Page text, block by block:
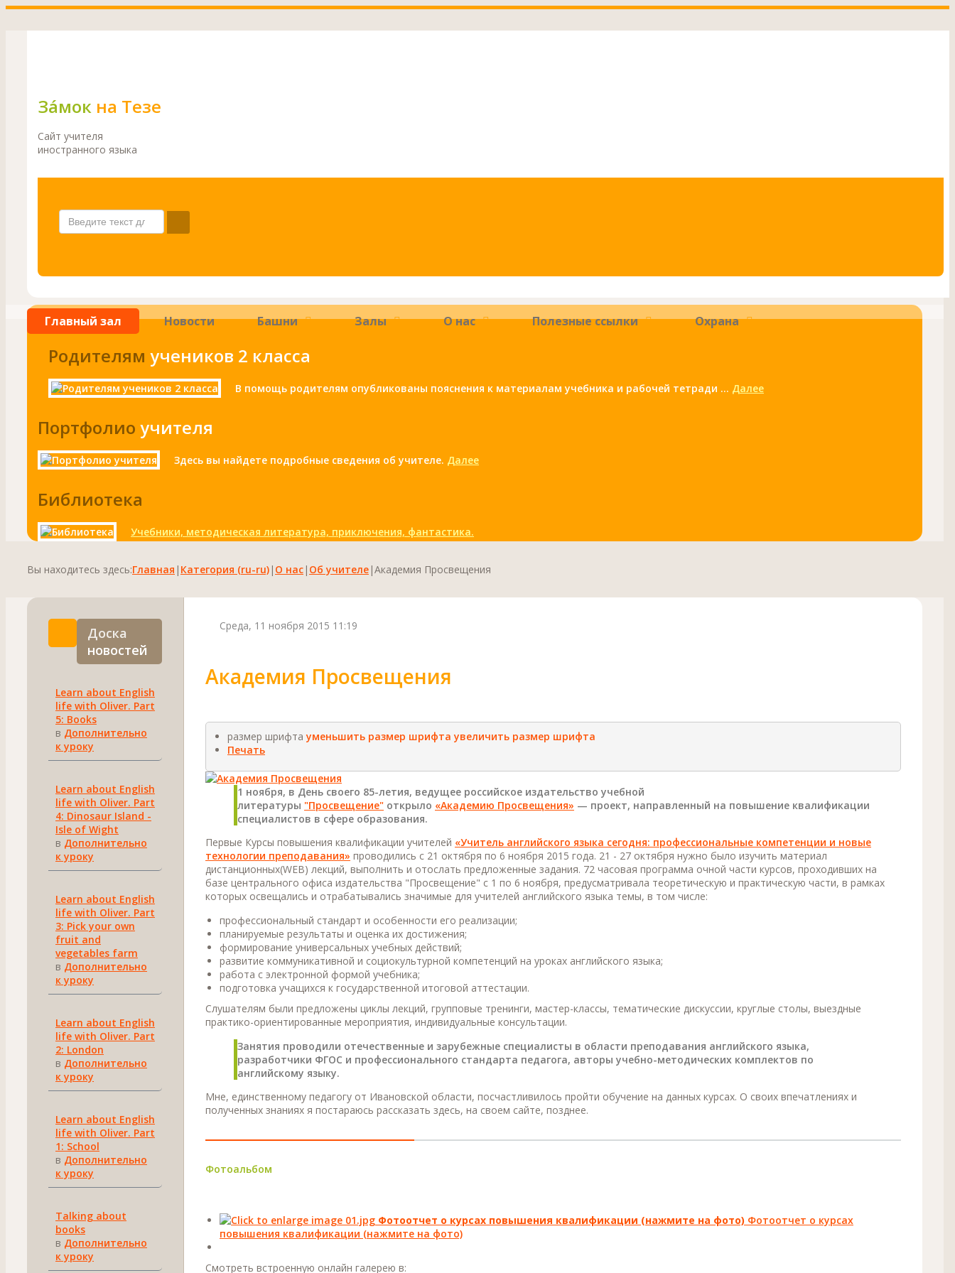
Зáмок на Тезе
Сайт учителя
иностранного языка
Главный зал Новости Башни Залы О нас Полезные ссылки Охрана
Родителям учеников 2 класса
В помощь родителям опубликованы пояснения к материалам учебника и рабочей тетради ... Далее
Портфолио учителя
Здесь вы найдете подробные сведения об учителе. Далее
Библиотека
Учебники, методическая литература, приключения, фантастика.
Вы находитесь здесь:Главная | Категория (ru-ru) | О нас | Об учителе |Академия Просвещения
Доска
новостей
Learn about English
life with Oliver. Part
5: Books
в Дополнительно
к уроку
Learn about English
life with Oliver. Part
4: Dinosaur Island -
Isle of Wight
в Дополнительно
к уроку
Learn about English
life with Oliver. Part
3: Pick your own
fruit and
vegetables farm
в Дополнительно
к уроку
Learn about English
life with Oliver. Part
2: London
в Дополнительно
к уроку
Learn about English
life with Oliver. Part
1: School
в Дополнительно
к уроку
Talking about
books
в Дополнительно
к уроку
Среда, 11 ноября 2015 11:19
Академия Просвещения
размер шрифта уменьшить размер шрифта увеличить размер шрифта
Печать
1 ноября, в День своего 85-летия, ведущее российское издательство учебной
литературы "Просвещение" открыло «Академию Просвещения» — проект, направленный на повышение квалификации
специалистов в сфере образования.
Первые Курсы повышения квалификации учителей «Учитель английского языка сегодня: профессиональные компетенции и новые
технологии преподавания» проводились с 21 октября по 6 ноября 2015 года. 21 - 27 октября нужно было изучить материал
дистанционных(WEB) лекций, выполнить и отослать предложенные задания. 72 часовая программа очной части курсов, проходивших на
базе центрального офиса издательства "Просвещение" с 1 по 6 ноября, предусматривала теоретическую и практическую части, в рамках
которых освещались и отрабатывались значимые для учителей английского языка темы, в том числе:
профессиональный стандарт и особенности его реализации;
планируемые результаты и оценка их достижения;
формирование универсальных учебных действий;
развитие коммуникативной и социокультурной компетенций на уроках английского языка;
работа с электронной формой учебника;
подготовка учащихся к государственной итоговой аттестации.
Слушателям были предложены циклы лекций, групповые тренинги, мастер-классы, тематические дискуссии, круглые столы, выездные
практико-ориентированные мероприятия, индивидуальные консультации.
Занятия проводили отечественные и зарубежные специалисты в области преподавания английского языка,
разработчики ФГОС и профессионального стандарта педагога, авторы учебно-методических комплектов по
английскому языку.
Мне, единственному педагогу от Ивановской области, посчастливилось пройти обучение на данных курсах. О своих впечатлениях и
полученных знаниях я постараюсь рассказать здесь, на своем сайте, позднее.
Фотоальбом
Фотоотчет о курсах повышения квалификации (нажмите на фото) Фотоотчет о курсах
повышения квалификации (нажмите на фото)
Смотреть встроенную онлайн галерею в: